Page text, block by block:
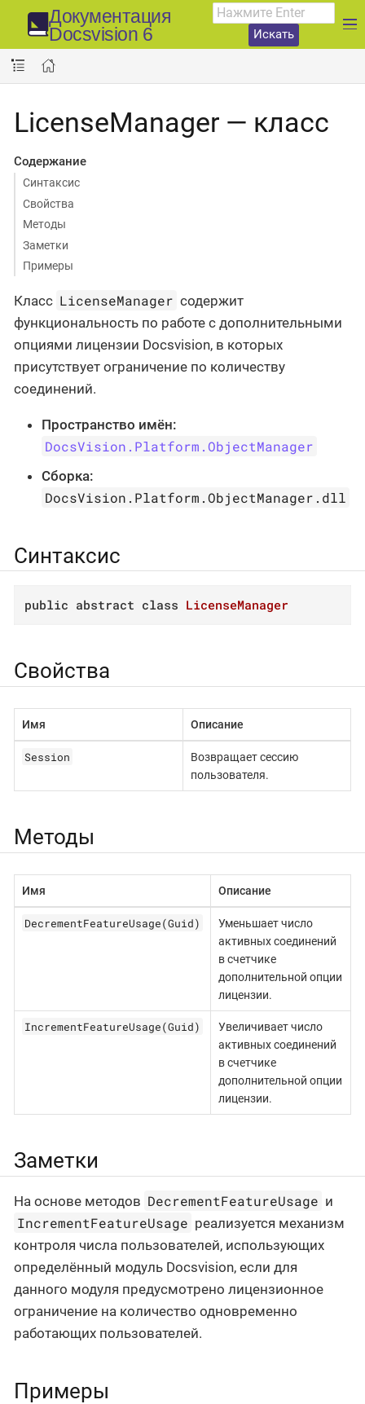
Документация
Docsvision 6
Искать
LicenseManager — класс
Содержание
Синтаксис
Свойства
Методы
Заметки
Примеры
Класс LicenseManager содержит
функциональность по работе с дополнительными
опциями лицензии Docsvision, в которых
присутствует ограничение по количеству
соединений.
Пространство имён:
DocsVision.Platform.ObjectManager
Сборка:
DocsVision.Platform.ObjectManager.dll
Синтаксис
public abstract class LicenseManager
Свойства
Имя Описание
Session
Возвращает сессию
пользователя.
Методы
Имя Описание
DecrementFeatureUsage(Guid)
Уменьшает число
активных соединений
в счетчике
дополнительной опции
лицензии.
IncrementFeatureUsage(Guid)
Увеличивает число
активных соединений
в счетчике
дополнительной опции
лицензии.
Заметки
На основе методов DecrementFeatureUsage и
IncrementFeatureUsage реализуется механизм
контроля числа пользователей, использующих
определённый модуль Docsvision, если для
данного модуля предусмотрено лицензионное
ограничение на количество одновременно
работающих пользователей.
Примеры